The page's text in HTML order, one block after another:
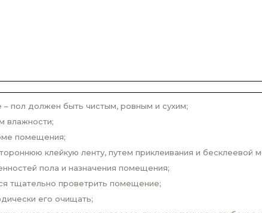
пол должен быть чистым, ровным и сухим;
влажности;
помещения;
клейкую ленту, путем приклеивания и бесклеевой
пола и назначения помещения;
тщательно проветрить помещение;
его очищать;